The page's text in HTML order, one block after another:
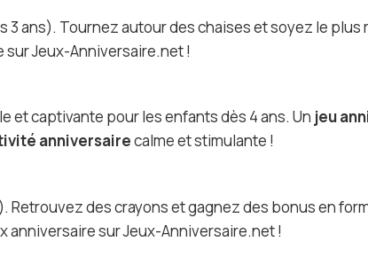
ans). Tournez autour des chaises et soyez le plus
sur Jeux-Anniversaire.net !
et captivante pour les enfants dès 4 ans. Un jeu
anniversairecalme et stimulante !
Retrouvez des crayons et gagnez des bonus en
anniversaire sur Jeux-Anniversaire.net !